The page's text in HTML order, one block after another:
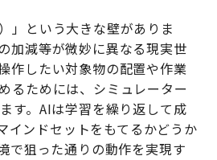
」という大きな壁がありま
加減等が微妙に異なる現実世
作したい対象物の配置や作業
るためには、シミュレーター
す。AIは学習を繰り返して成
ンドセットをもてるかどうか
で狙った通りの動作を実現す